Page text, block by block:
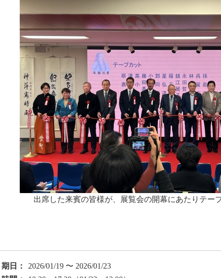
出席した来賓の皆様が、展覧会の開幕にあたりテー
期日：
2026/01/19 〜 2026/01/23